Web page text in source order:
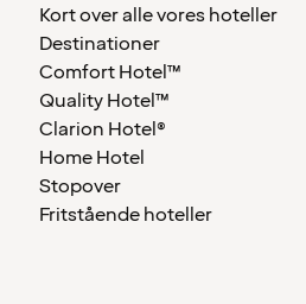
Kort over alle vores hoteller
Destinationer
Comfort Hotel™
Quality Hotel™
Clarion Hotel®
Home Hotel
Stopover
Fritstående hoteller